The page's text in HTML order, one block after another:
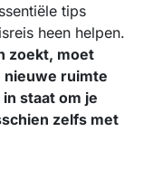
tips
heen helpen.
zoekt, moet
ruimte
staat om je
zelfs met